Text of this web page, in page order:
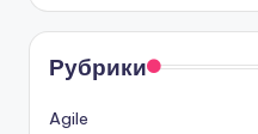
Рубрики
Agile